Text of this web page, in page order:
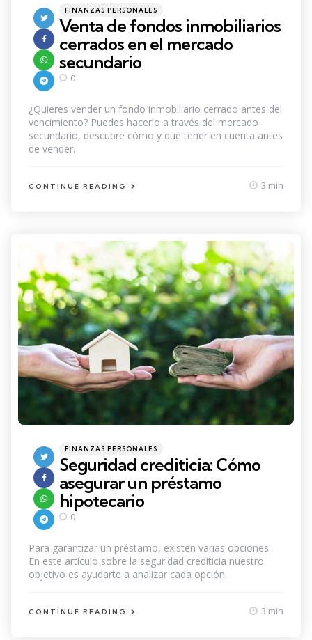
Categories
Posted
FINANZAS PERSONALES
Venta de fondos inmobiliarios
cerrados en el mercado
secundario
0
¿Quieres vender un fondo inmobiliario cerrado antes del
vencimiento? Puedes hacerlo a través del mercado
secundario, descubre cómo y qué tener en cuenta antes
de vender.
CONTINUE READING 3 min
Categories
Posted
in
FINANZAS PERSONALES
Seguridad crediticia: Cómo
asegurar un préstamo
hipotecario
0
Para garantizar un préstamo, existen varias opciones.
En este artículo sobre la seguridad crediticia nuestro
objetivo es ayudarte a analizar cada opción.
CONTINUE READING 3 min